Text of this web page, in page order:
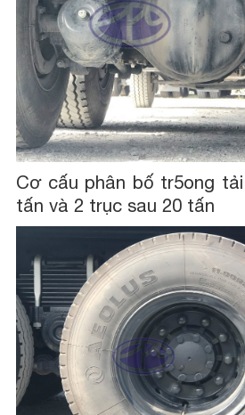
Cơ cấu phân bố tr5ong
tấn và 2 trục sau 20 tấn